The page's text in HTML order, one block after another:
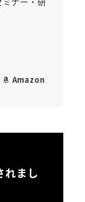
Amazon
れまし